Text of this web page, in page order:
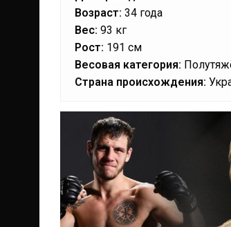
Возраст: 34 года
Вес: 93 кг
Рост: 191 см
Весовая категория:
Страна происхождения: